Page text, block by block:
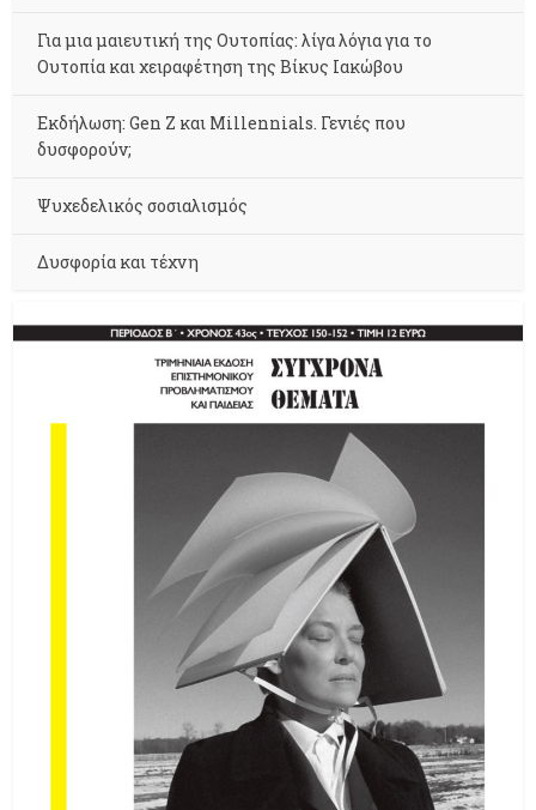
Για μια μαιευτική της Ουτοπίας: λίγα λόγια για το
Ουτοπία και χειραφέτηση της Βίκυς Ιακώβου
Εκδήλωση: Gen Z και Millennials. Γενιές που
δυσφορούν;
Ψυχεδελικός σοσιαλισμός
Δυσφορία και τέχνη